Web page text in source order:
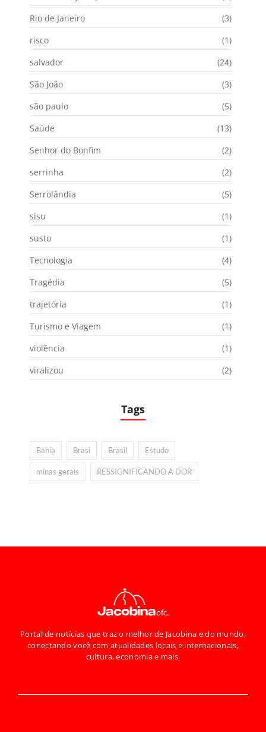
Rio de Janeiro
(3)
risco
(1)
salvador
(24)
São João
(3)
são paulo
(5)
Saúde
(13)
Senhor do Bonfim
(2)
serrinha
(2)
Serrolândia
(5)
sisu
(1)
susto
(1)
Tecnologia
(4)
Tragédia
(5)
trajetória
(1)
Turismo e Viagem
(1)
violência
(1)
viralizou
(2)
Tags
Bahia Brasi Brasil Estudo
minas gerais RESSIGNIFICANDO A DOR
Portal de notícias que traz o melhor de Jacobina e do mundo,
conectando você com atualidades locais e internacionais,
cultura, economia e mais.